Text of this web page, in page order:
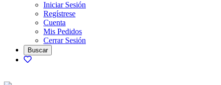
Iniciar Sesión
Regístrese
Cuenta
Mis Pedidos
Cerrar Sesión